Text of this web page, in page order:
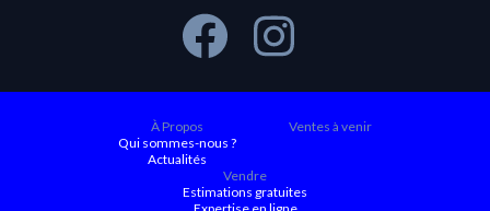
À Propos
Qui sommes-nous ?
Actualités
Ventes à venir
Vendre
Estimations gratuites